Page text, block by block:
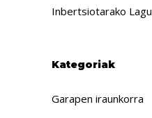
Inbertsiotarako
Kategoriak
Garapen iraunkorra